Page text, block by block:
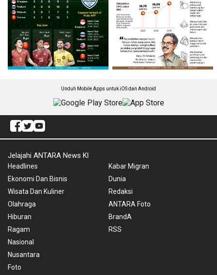
Unduh Mobile Apps untuk iOS dan Android
Jelajahi ANTARA News Kl
Headlines
Ekonomi Dan Bisnis
Wisata Dan Kuliner
Olahraga
Hiburan
Ragam
Nasional
Nusantara
Foto
Kabar Migran
Dunia
Redaksi
ANTARA Foto
BrandA
RSS